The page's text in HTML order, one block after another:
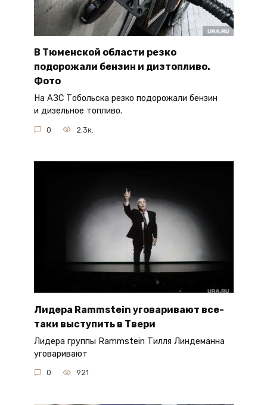
В Тюменской области резко
подорожали бензин и дизтопливо.
Фото
На АЗС Тобольска резко подорожали бензин
и дизельное топливо.
0 2.3к.
Лидера Rammstein уговаривают все-
таки выступить в Твери
Лидера группы Rammstein Тилля Линдеманна
уговаривают
0 921